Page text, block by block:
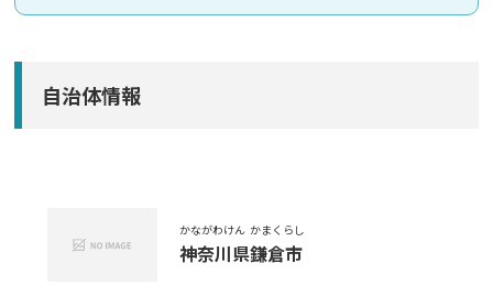
自治体情報
かながわけん
神奈川県
かまくらし
鎌倉市